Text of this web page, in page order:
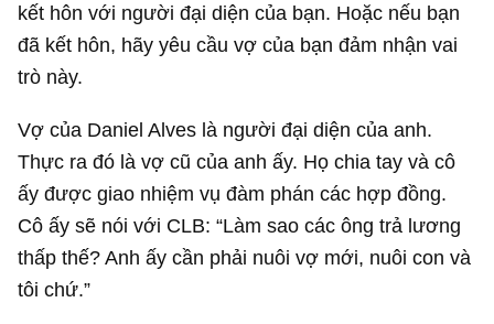
kết hôn với người đại diện của bạn. Hoặc nếu bạn
đã kết hôn, hãy yêu cầu vợ của bạn đảm nhận vai
trò này.
Vợ của Daniel Alves là người đại diện của anh.
Thực ra đó là vợ cũ của anh ấy. Họ chia tay và cô
ấy được giao nhiệm vụ đàm phán các hợp đồng.
Cô ấy sẽ nói với CLB: “Làm sao các ông trả lương
thấp thế? Anh ấy cần phải nuôi vợ mới, nuôi con và
tôi chứ.”